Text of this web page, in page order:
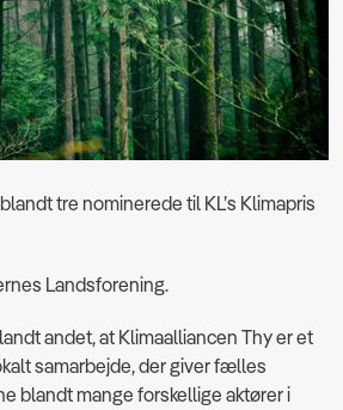
tre nominerede til KL’s Klimapris
Landsforening.
andet, at Klimaalliancen Thy er et
samarbejde, der giver fælles
blandt mange forskellige aktører i